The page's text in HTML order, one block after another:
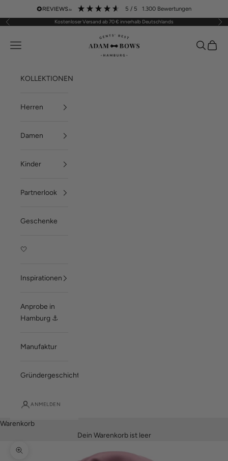
Zum Inhalt springen 5 / 5 1.300 Bewertungen
Zurück Kostenloser Versand ab 70 € innerhalb Deutschlands Vor
ADAM BOWS
Menü Suchen
KOLLEKTIONEN
Herren
Damen
Kinder
Partnerlook
Geschenke
🤍
Inspirationen
Anprobe in
Hamburg ⚓
Manufaktur
Gründergeschichte
ANMELDEN
Warenkorb
Dein Warenkorb ist leer
Bild vergrößern